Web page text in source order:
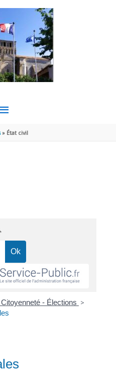
État civil
- Élections >